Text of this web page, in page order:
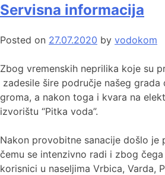
Servisna informacija
Posted on 27.07.2020 by vodokom
Zbog vremenskih neprilika koje su
zadesile šire područje našeg grada
groma, a nakon toga i kvara na
izvorištu “Pitka voda”.
Nakon provobitne sanacije došlo je
čemu se intenzivno radi i zbog
korisnici u naseljima Vrbica, Varda,